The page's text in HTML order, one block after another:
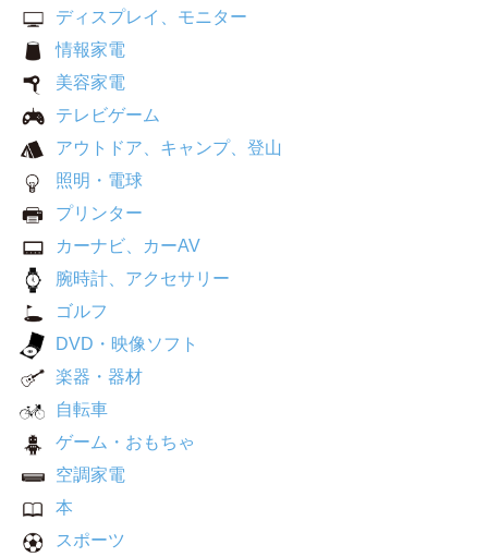
ディスプレイ、モニター
情報家電
美容家電
テレビゲーム
アウトドア、キャンプ、登山
照明・電球
プリンター
カーナビ、カーAV
腕時計、アクセサリー
ゴルフ
DVD・映像ソフト
楽器・器材
自転車
ゲーム・おもちゃ
空調家電
本
スポーツ